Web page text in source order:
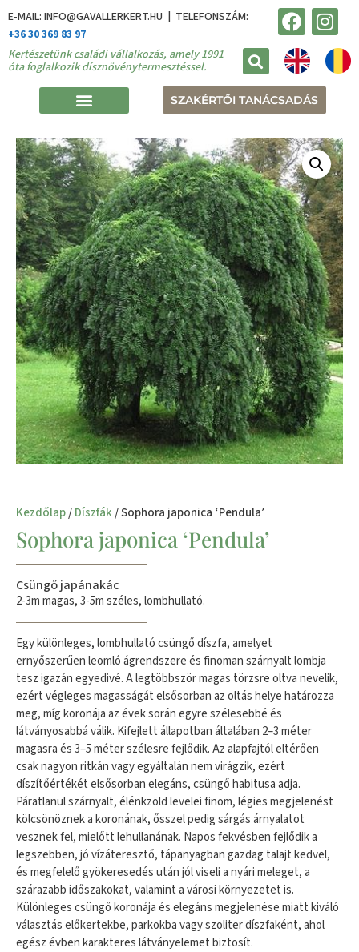
E-MAIL: INFO@GAVALLERKERT.HU | TELEFONSZÁM:
+36 30 369 83 97
Kertészetünk családi vállalkozás, amely 1991
óta foglalkozik dísznövénytermesztéssel.
SZAKÉRTŐI TANÁCSADÁS
Kezdőlap/Díszfák/ Sophora japonica ‘Pendula’
Sophora japonica ‘Pendula’
Csüngő japánakác
2-3m magas, 3-5m széles, lombhullató.
Egy különleges, lombhullató csüngő díszfa, amelyet
ernyőszerűen leomló ágrendszere és finoman szárnyalt lombja
tesz igazán egyedivé. A legtöbbször magas törzsre oltva nevelik,
ezért végleges magasságát elsősorban az oltás helye határozza
meg, míg koronája az évek során egyre szélesebbé és
látványosabbá válik. Kifejlett állapotban általában 2–3 méter
magasra és 3–5 méter szélesre fejlődik. Az alapfajtól eltérően
csak nagyon ritkán vagy egyáltalán nem virágzik, ezért
díszítőértékét elsősorban elegáns, csüngő habitusa adja.
Páratlanul szárnyalt, élénkzöld levelei finom, légies megjelenést
kölcsönöznek a koronának, ősszel pedig sárgás árnyalatot
vesznek fel, mielőtt lehullanának. Napos fekvésben fejlődik a
legszebben, jó vízáteresztő, tápanyagban gazdag talajt kedvel,
és megfelelő gyökeresedés után jól viseli a nyári meleget, a
szárazabb időszakokat, valamint a városi környezetet is.
Különleges csüngő koronája és elegáns megjelenése miatt kiváló
választás előkertekbe, parkokba vagy szoliter díszfaként, ahol
egész évben karakteres látványelemet biztosít.